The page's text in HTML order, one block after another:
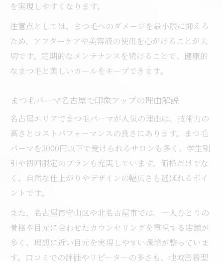
を実現しやすくなります。
注意点としては、まつ毛へのダメージを最小限に抑える
ため、アフターケアや美容液の使用を心がけることが大
切です。定期的なメンテナンスを続けることで、健康的
なまつ毛と美しいカールをキープできます。
まつ毛パーマ名古屋で印象アップの理由解説
名古屋エリアでまつ毛パーマが人気の理由は、技術力の
高さとコストパフォーマンスの良さにあります。まつ毛
パーマを3000円以下で受けられるサロンも多く、学生割
引や初回限定のプランも充実しています。価格だけでな
く、自然な仕上がりやデザインの幅広さも選ばれるポイ
ントです。
また、名古屋市守山区や北名古屋市では、一人ひとりの
骨格や目元に合わせたカウンセリングを重視する店舗が
多く、理想に近い目元を実現しやすい環境が整っていま
す。口コミでの評価やリピーターの多さも、地域密着型